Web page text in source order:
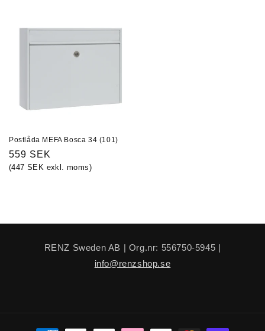
Postlåda MEFA Bosca 34 (101)
Ordinarie
pris
559 SEK
(447 SEK exkl. moms)
RENZ Sweden AB | Org.nr: 556750-5945 |
info@renzshop.se